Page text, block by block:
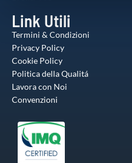
Link Utili
Termini & Condizioni
Privacy Policy
Cookie Policy
Politica della Qualitá
Lavora con Noi
Convenzioni